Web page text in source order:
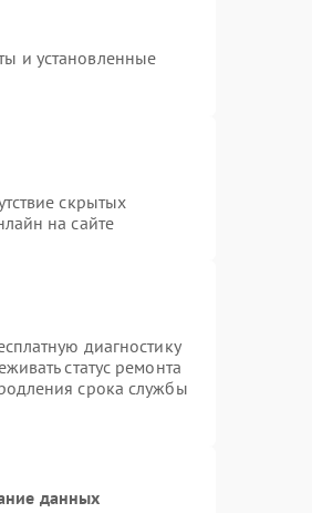
и установленные
скрытых
на сайте
диагностику
статус ремонта
срока службы
данных